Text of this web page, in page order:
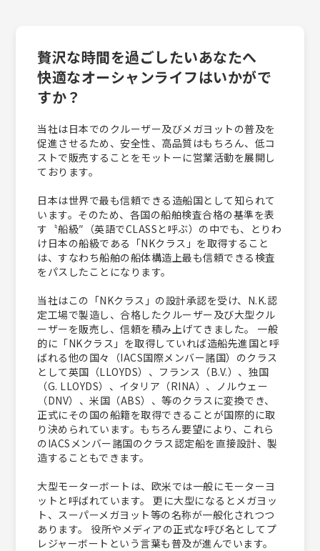
贅沢な時間を過ごしたいあなたへ
快適なオーシャンライフはいかがで
すか？
当社は日本でのクルーザー及びメガヨットの普及を
促進させるため、安全性、高品質はもちろん、低コ
ストで販売することをモットーに営業活動を展開し
ております。
日本は世界で最も信頼できる造船国として知られて
います。そのため、各国の船舶検査合格の基準を表
す〝船級″（英語でCLASSと呼ぶ）の中でも、とりわ
け日本の船級である「NKクラス」を取得すること
は、すなわち船舶の船体構造上最も信頼できる検査
をパスしたことになります。
当社はこの「NKクラス」の設計承認を受け、N.K.認
定工場で製造し、合格したクルーザー及び大型クル
ーザーを販売し、信頼を積み上げてきました。 一般
的に「NKクラス」を取得していれば造船先進国と呼
ばれる他の国々（IACS国際メンバー諸国）のクラス
として英国（LLOYDS）、フランス（B.V.）、独国
（G. LLOYDS）、イタリア（RINA）、ノルウェー
（DNV）、米国（ABS）、等のクラスに変換でき、
正式にその国の船籍を取得できることが国際的に取
り決められています。もちろん要望により、これら
のIACSメンバー諸国のクラス認定船を直接設計、製
造することもできます。
大型モーターボートは、欧米では一般にモーターヨ
ットと呼ばれています。 更に大型になるとメガヨッ
ト、スーパーメガヨット等の名称が一般化されつつ
あります。 役所やメディアの正式な呼び名としてプ
レジャーボートという言葉も普及が進んでいます。